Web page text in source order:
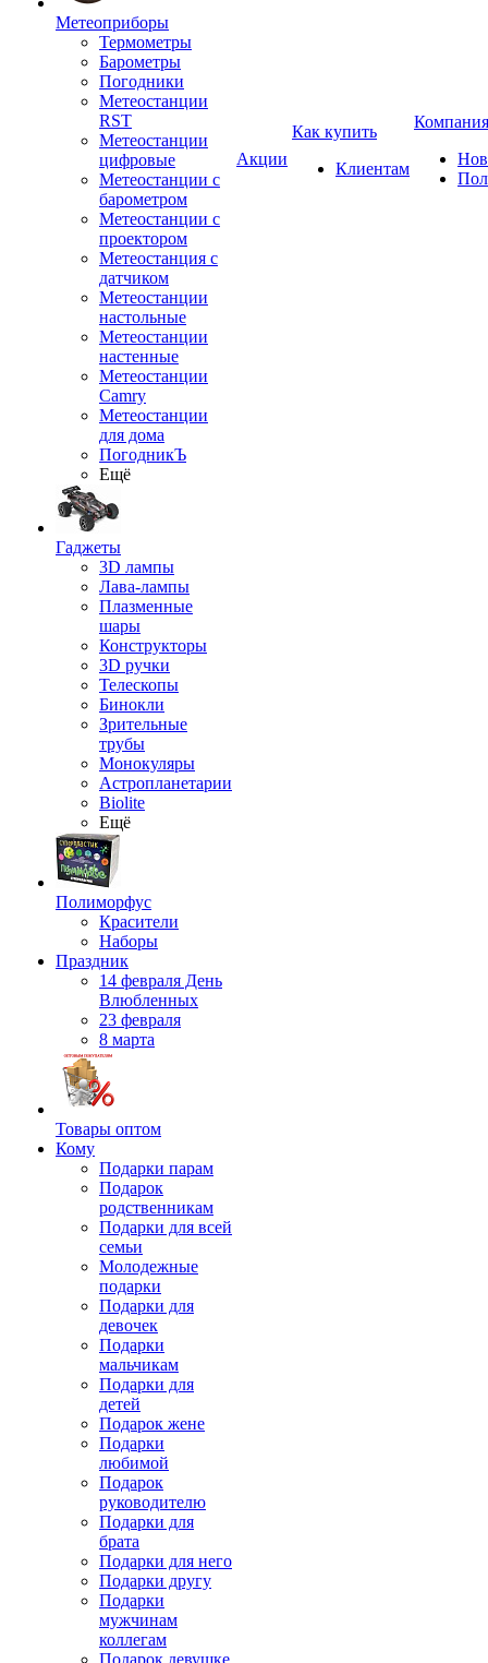
Метеоприборы
Термометры
Барометры
Погодники
Метеостанции
RST
Метеостанции
цифровые
Метеостанции с
барометром
Метеостанции с
проектором
Метеостанция с
датчиком
Метеостанции
настольные
Метеостанции
настенные
Метеостанции
Camry
Метеостанции
для дома
ПогодникЪ
Ещё
Гаджеты
3D лампы
Лава-лампы
Плазменные
шары
Конструкторы
3D ручки
Телескопы
Бинокли
Зрительные
трубы
Монокуляры
Астропланетарии
Biolite
Ещё
Полиморфус
Красители
Наборы
Праздник
14 февраля День
Влюбленных
23 февраля
8 марта
Товары оптом
Кому
Подарки парам
Подарок
родственникам
Подарки для всей
семьи
Молодежные
подарки
Подарки для
девочек
Подарки
мальчикам
Подарки для
детей
Подарок жене
Подарки
любимой
Подарок
руководителю
Подарки для
брата
Подарки для него
Подарки другу
Подарки
мужчинам
коллегам
Подарок девушке
Акции
Как купить
Клиентам
Компания